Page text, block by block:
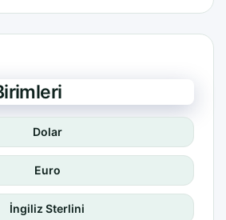
Dolar
Euro
İngiliz Sterlini